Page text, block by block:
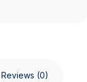
Reviews (0)